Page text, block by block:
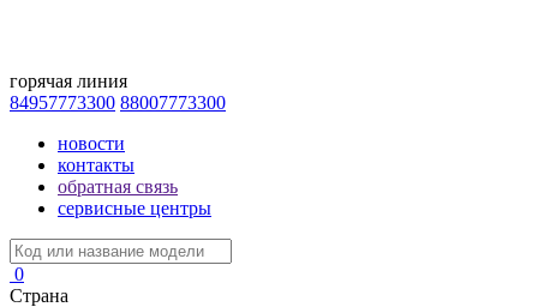
горячая линия
84957773300 88007773300
новости
контакты
обратная связь
сервисные центры
0
Страна